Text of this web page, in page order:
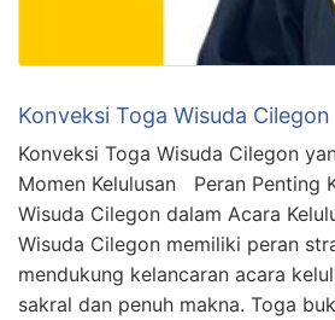
Konveksi Toga Wisuda Cilegon
Konveksi Toga Wisuda Cilegon
Momen Kelulusan Peran Penting
Wisuda Cilegon dalam Acara
Wisuda Cilegon memiliki peran
mendukung kelancaran acara
sakral dan penuh makna. Toga